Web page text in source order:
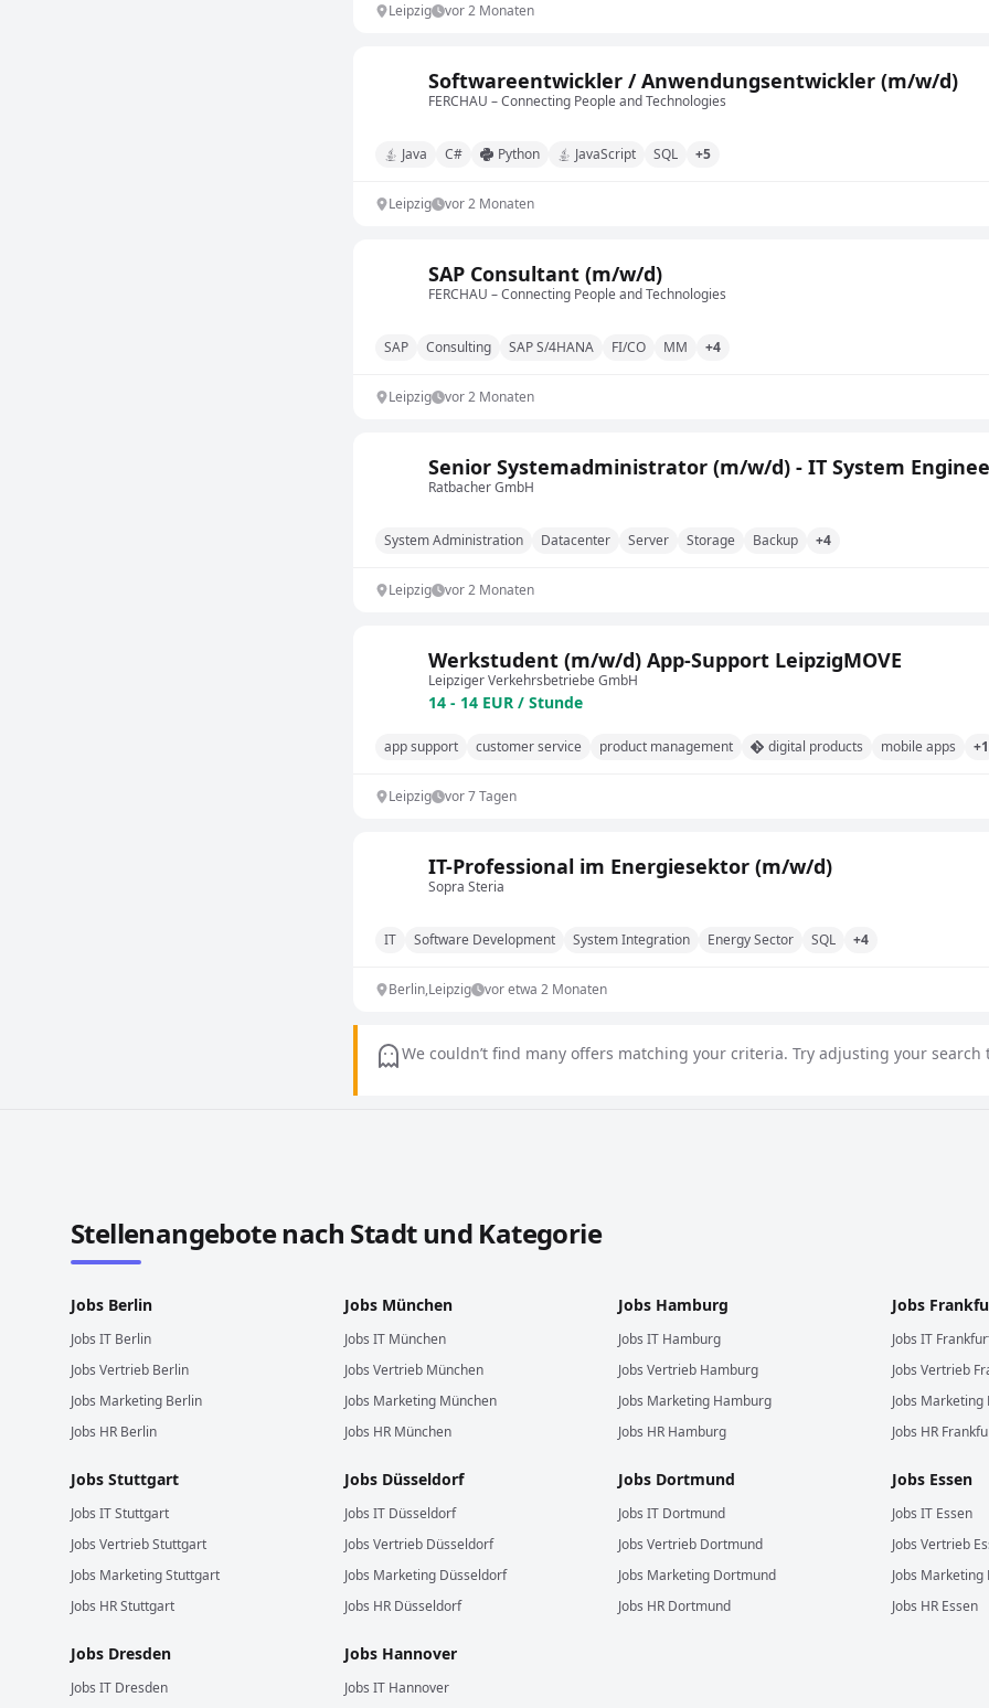
Leipzig vor 2 Monaten
Softwareentwickler / Anwendungsentwickler (m/w/d)
FERCHAU – Connecting People and Technologies
Java C# Python JavaScript SQL +5
Leipzig vor 2 Monaten
SAP Consultant (m/w/d)
FERCHAU – Connecting People and Technologies
SAP Consulting SAP S/4HANA FI/CO MM +4
Leipzig vor 2 Monaten
Senior Systemadministrator (m/w/d) - IT System
Ratbacher GmbH
System Administration Datacenter Server Storage Backup +4
Leipzig vor 2 Monaten
Werkstudent (m/w/d) App-Support LeipzigMOVE
Leipziger Verkehrsbetriebe GmbH
14 - 14 EUR / Stunde
app support customer service product management digital products mobile apps +1
Leipzig vor 7 Tagen
IT-Professional im Energiesektor (m/w/d)
Sopra Steria
IT Software Development System Integration Energy Sector SQL +4
Berlin,Leipzig vor etwa 2 Monaten
We couldn’t find many offers matching your criteria. Try adjusting your
Stellenangebote nach Stadt und Kategorie
Jobs Berlin
Jobs IT Berlin
Jobs Vertrieb Berlin
Jobs Marketing Berlin
Jobs HR Berlin
Jobs München
Jobs IT München
Jobs Vertrieb München
Jobs Marketing München
Jobs HR München
Jobs Hamburg
Jobs IT Hamburg
Jobs Vertrieb Hamburg
Jobs Marketing Hamburg
Jobs HR Hamburg
Jobs
Jobs IT
Jobs Vertrieb
Jobs Marketing
Jobs HR
Jobs Stuttgart
Jobs ITStuttgart
Jobs VertriebStuttgart
Jobs MarketingStuttgart
Jobs HRStuttgart
Jobs Düsseldorf
Jobs IT Düsseldorf
Jobs Vertrieb Düsseldorf
Jobs Marketing Düsseldorf
Jobs HR Düsseldorf
Jobs Dortmund
Jobs IT Dortmund
Jobs Vertrieb Dortmund
Jobs Marketing Dortmund
Jobs HR Dortmund
Jobs Essen
Jobs IT Essen
Jobs Vertrieb
Jobs Marketing
Jobs HR Essen
Jobs Dresden
Jobs IT Dresden
Jobs Hannover
Jobs IT Hannover